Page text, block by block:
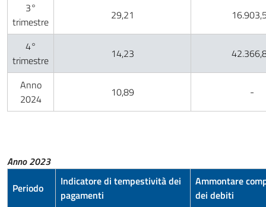
3°
trimestre
29,21
4°
trimestre
14,23
Anno
2024
10,89 -
Anno 2023
Periodo
Indicatore di tempestività dei
pagamenti
Ammontare
dei debiti